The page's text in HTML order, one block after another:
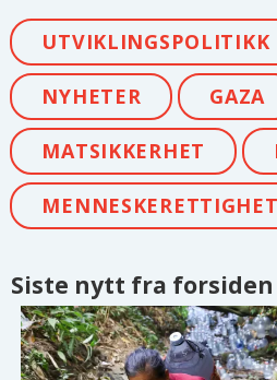
UTVIKLINGSPOLITIKK
NYHETER GAZA
MATSIKKERHET
Siste nytt fra forsiden